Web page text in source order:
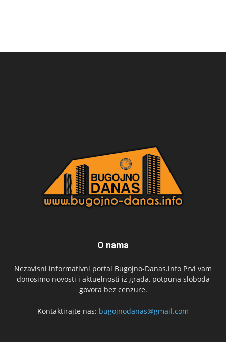
O nama
Nezavisni informativni portal Bugojno-Danas.info Prvi vam
donosimo novosti i aktuelnosti iz grada, potpuna sloboda
govora bez cenzure.
Kontaktirajte nas: bugojnodanas@gmail.com